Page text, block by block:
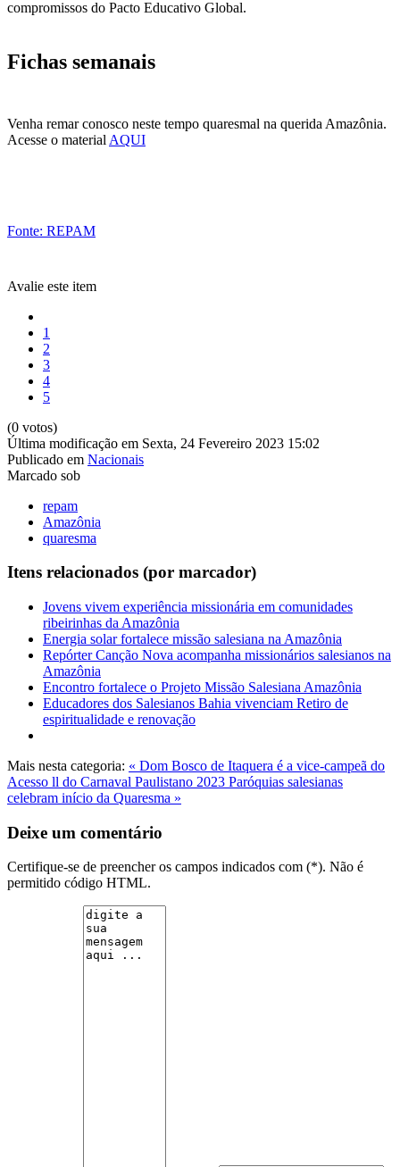
compromissos do Pacto Educativo Global.
Fichas semanais
Venha remar conosco neste tempo quaresmal na querida Amazônia.
Acesse o material AQUI
Fonte: REPAM
Avalie este item
1
2
3
4
5
(0 votos)
Última modificação em Sexta, 24 Fevereiro 2023 15:02
Publicado em Nacionais
Marcado sob
repam
Amazônia
quaresma
Itens relacionados (por marcador)
Jovens vivem experiência missionária em comunidades
ribeirinhas da Amazônia
Energia solar fortalece missão salesiana na Amazônia
Repórter Canção Nova acompanha missionários salesianos na
Amazônia
Encontro fortalece o Projeto Missão Salesiana Amazônia
Educadores dos Salesianos Bahia vivenciam Retiro de
espiritualidade e renovação
Mais nesta categoria: « Dom Bosco de Itaquera é a vice-campeã do
Acesso ll do Carnaval Paulistano 2023 Paróquias salesianas
celebram início da Quaresma »
Deixe um comentário
Certifique-se de preencher os campos indicados com (*). Não é
permitido código HTML.